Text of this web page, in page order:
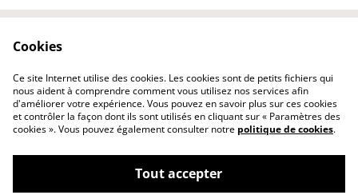
Politique de
confidentialité
Politique de cookies
Cookies
Ce site Internet utilise des cookies. Les cookies sont de petits fichiers qui
nous aident à comprendre comment vous utilisez nos services afin
d'améliorer votre expérience. Vous pouvez en savoir plus sur ces cookies
et contrôler la façon dont ils sont utilisés en cliquant sur « Paramètres des
cookies ». Vous pouvez également consulter notre politique de cookies.
Tout accepter